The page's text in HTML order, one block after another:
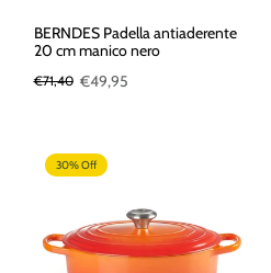
BERNDES Padella antiaderente
20 cm manico nero
€71,40 €49,95
30% Off